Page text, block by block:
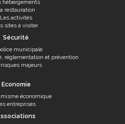
hébergements
restauration
Les activités
sites à visiter
Sécurité
municipale
réglementation et prévention
risques majeurs
Economie
économique
entreprises